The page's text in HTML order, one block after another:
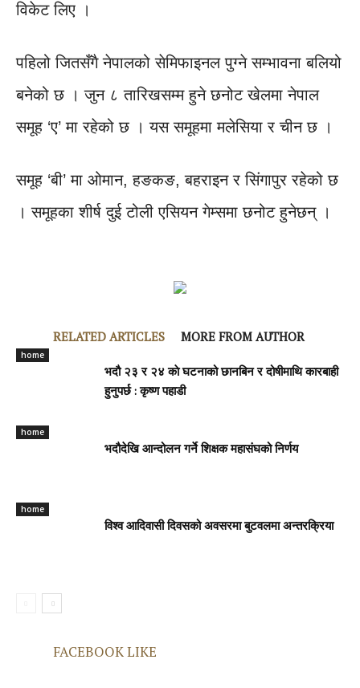
विकेट लिए ।
पहिलो जितसँगै नेपालको सेमिफाइनल पुग्ने सम्भावना बलियो
बनेको छ । जुन ८ तारिखसम्म हुने छनोट खेलमा नेपाल
समूह ‘ए’ मा रहेको छ । यस समूहमा मलेसिया र चीन छ ।
समूह ‘बी’ मा ओमान, हङकङ, बहराइन र सिंगापुर रहेको छ
। समूहका शीर्ष दुई टोली एसियन गेम्समा छनोट हुनेछन् ।
RELATED ARTICLES MORE FROM AUTHOR
home
भदौ २३ र २४ काे घटनाको छानबिन र दोषीमाथि कारबाही
हुनुपर्छ : कृष्ण पहाडी
home
भदौदेखि आन्दोलन गर्ने शिक्षक महासंघको निर्णय
home
विश्व आदिवासी दिवसको अवसरमा बुटवलमा अन्तरक्रिया
FACEBOOK LIKE